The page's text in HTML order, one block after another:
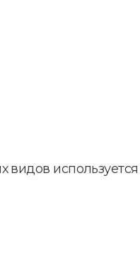
видов используется